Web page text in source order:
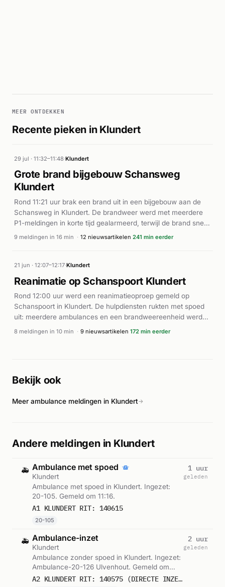
MEER ONTDEKKEN
Recente pieken in Klundert
29 jul · 11:32–11:48·Klundert
Grote brand bijgebouw Schansweg
Klundert
Rond 11:21 uur brak een brand uit in een bijgebouw aan de
Schansweg in Klundert. De brandweer werd met meerdere
P1-meldingen in korte tijd gealarmeerd, terwijl de brand snel
escaleerde van klein naar groot formaat. Ook een ambulance
het vuur te bestrijden. De precieze oorzaak en precieze
afloop van het incident zijn uit de beschikbare berichtgeving
niet volledig duidelijk, maar meerdere eenheden waren ter
plaatse om de brand onder controle te krijgen.
9 meldingen in 16 min · 12 nieuwsartikelen 241 min eerder
21 jun · 12:07–12:17·Klundert
Reanimatie op Schanspoort Klundert
Rond 12:00 uur werd een reanimatieoproep gemeld op
Schanspoort in Klundert. De hulpdiensten rukten met spoed
uit: meerdere ambulances en een brandweereenheid werden
direct ingezet en waren ter plaatse voor reanimatie. Volgens
8 meldingen in 10 min · 9 nieuwsartikelen 172 min eerder
Bekijk ook
Meer ambulance meldingen in Klundert→
Andere meldingen in Klundert
🚑 Ambulance met spoed
Klundert
Ambulance met spoed in Klundert. Ingezet:
20-105. Gemeld om 11:16.
A1 KLUNDERT RIT: 140615
20-105
1 uur
geleden
🚑 Ambulance-inzet
Klundert
Ambulance zonder spoed in Klundert. Ingezet:
Ambulance-20-126 Ulvenhout. Gemeld om
10:05.
A2 KLUNDERT RIT: 140575 (DIRECTE INZET: JA)
2 uur
geleden